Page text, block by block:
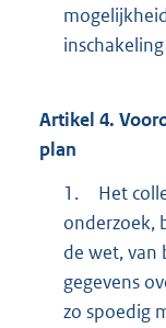
Artikel 4.
plan
1.
Het
onderzoek,
de wet, van
gegevens
zo spoedig